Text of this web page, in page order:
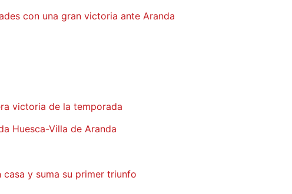
con una gran victoria ante Aranda
victoria de la temporada
Huesca-Villa de Aranda
casa y suma su primer triunfo